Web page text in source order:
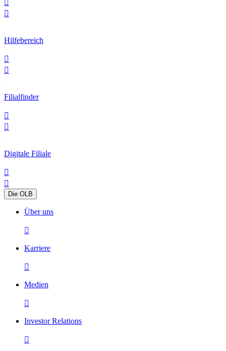


Hilfebereich


Filialfinder


Digitale Filiale


Die OLB
Über uns

Karriere

Medien

Investor Relations
